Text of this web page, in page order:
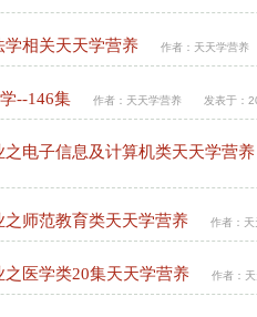
学相关天天学营养 作者： 天天学营养
--146集 作者： 天天学营养 发表于：
之电子信息及计算机类天天学营养
之师范教育类天天学营养 作者：
之医学类20集天天学营养 作者：